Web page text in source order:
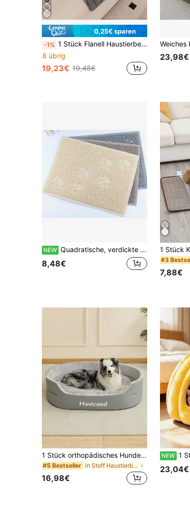
0,25€ sparen
-1% 1 Stück Flanell Haustierbett Matte, weicher Sofa-Schutz Hundepad mit weichem Nackenkissen, geeignet für Katzen und Hunde, waschbares weiches Hundesofa Bett, geeignet für große, mittlere und kleine Katzen und Hunde, Feiertagsgeschenk
8 übrig
19,23€ 19,48€
23,98€
NEW Quadratische, verdickte PVC-Katzenstreumatte, Filtermatte zum Auffangen von Katzenstreu, Anti-Verschleppungsmatte, rutschfeste, waschbare und strapazierfähige Fußmatte für Haustiere, Matte für die Katzentoilette im Innenbereich, 3D-Katzenstreumatte mit Pfotenabdruckmuster, spritzfreie und leicht zu reinigende Katzenstreumatte, Cut-Out
8,48€ #3
7,88€
1 Stück orthopädisches Hundebett für große Hunde, waschbares Haustierbett, geeignet für große, mittlere und kleine Hunde und Katzen, für alle Jahreszeiten
#5 Bestseller in Stoff Haustierbett & Kistenmatte
16,98€
NEW 1 Stück süßes Kürbis-
23,04€